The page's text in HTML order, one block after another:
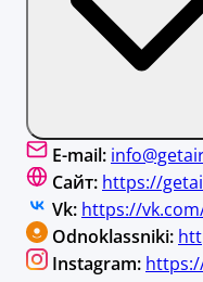
E-mail:
Сайт: https://
Vk: https://
Odnoklassniki:
Instagram: